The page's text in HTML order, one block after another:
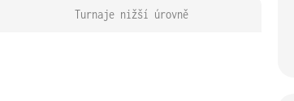
Turnaje nižší úrovně